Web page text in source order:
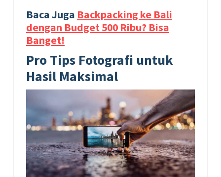
Baca Juga Backpacking ke Bali
dengan Budget 500 Ribu? Bisa
Banget!
Pro Tips Fotografi untuk
Hasil Maksimal